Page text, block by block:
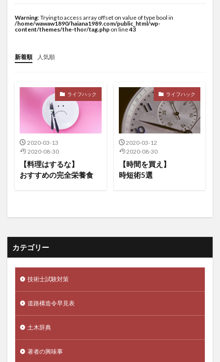
Warning: Trying to access array offset on value of type bool in
/home/wawaw1890/haiana1989.com/public_html/wp-
content/themes/the-thor/tag.php on line43
新着順 人気順
ライフハック
2020-03-13
2020-08-30
【料理はするな】
おすすめの完全栄養食
ライフハック
2020-03-12
2020-08-30
【時間を買え】
時短術5選
カテゴリー
技術士試験対策
道路構造令早見表
土木辞典
著者の興味事